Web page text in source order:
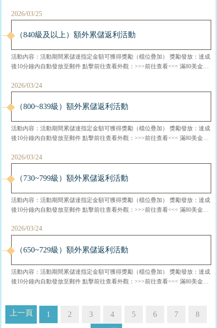
不敗君王、神一樣的存在、仙俠一哥、不服來打我、曠世之財、一世為王、君
2026/03/25
（840級及以上）額外累儲返利活動
活動內容：活動期間累儲達指定金額可獲得獎勵（檔位疊加） 獎勵發放：達成
後10分鐘內自動發放至郵件 點擊前往查看外觀：>>>前往查看<<< 滿80美金獎
寶精華x10 滿230美金獎勵： 百變紫色修真功法x1、傢具裝潢【木·合歡相思】
2026/03/24
（800~839級）額外累儲返利活動
活動內容：活動期間累儲達指定金額可獲得獎勵（檔位疊加） 獎勵發放：達成
後10分鐘內自動發放至郵件 點擊前往查看外觀：>>>前往查看<<< 滿80美金獎
寶精華x8 滿230美金獎勵： 百變紫色修真功法x1、傢具裝潢【木·合歡相思】
2026/03/24
（730~799級）額外累儲返利活動
活動內容：活動期間累儲達指定金額可獲得獎勵（檔位疊加） 獎勵發放：達成
後10分鐘內自動發放至郵件 點擊前往查看外觀：>>>前往查看<<< 滿80美金獎
寶精華x8 滿230美金獎勵： 百變紫色修真功法x1、傢具裝潢【木·合歡相思】
2026/03/24
（650~729級）額外累儲返利活動
活動內容：活動期間累儲達指定金額可獲得獎勵（檔位疊加） 獎勵發放：達成
後10分鐘內自動發放至郵件 點擊前往查看外觀：>>>前往查看<<< 滿80美金獎
x1、百變節日髮型禮包②x1、突破石...
上一頁 1 2 3 4 5 6 7 8